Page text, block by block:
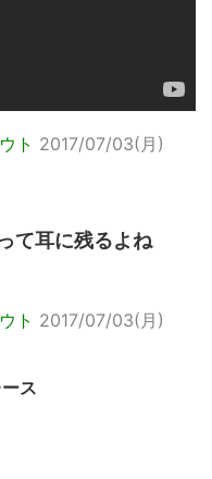
ト 2017/07/03(月)
て耳に残るよね
ト 2017/07/03(月)
ス